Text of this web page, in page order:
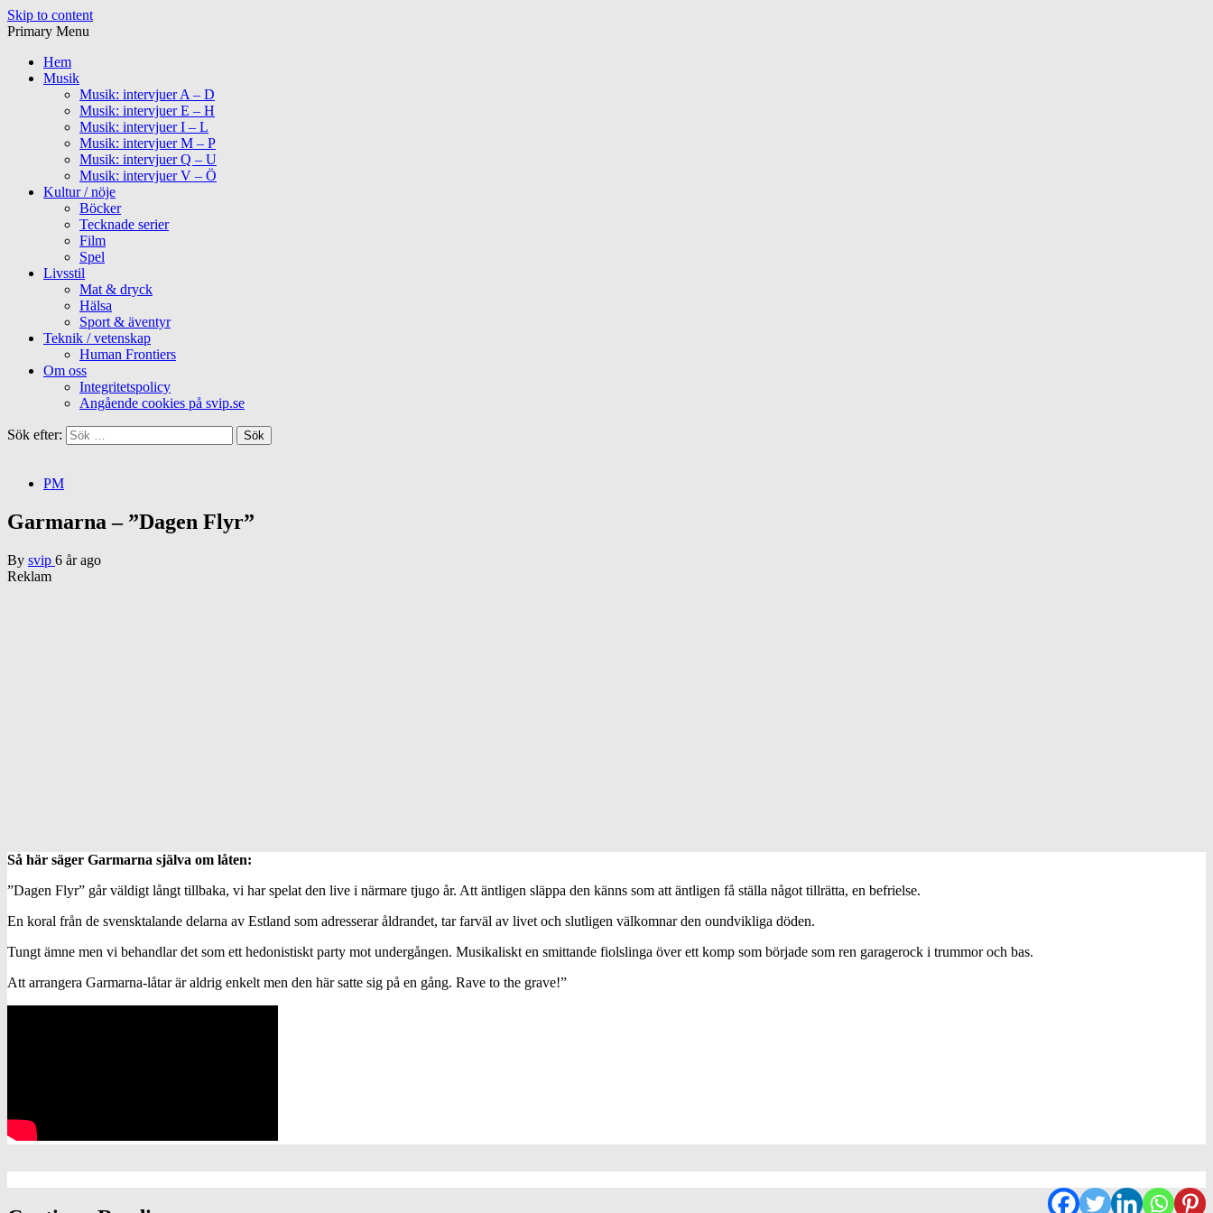
Skip to content
Primary Menu
Hem
Musik
Musik: intervjuer A – D
Musik: intervjuer E – H
Musik: intervjuer I – L
Musik: intervjuer M – P
Musik: intervjuer Q – U
Musik: intervjuer V – Ö
Kultur / nöje
Böcker
Tecknade serier
Film
Spel
Livsstil
Mat & dryck
Hälsa
Sport & äventyr
Teknik / vetenskap
Human Frontiers
Om oss
Integritetspolicy
Angående cookies på svip.se
Sök efter:
PM
Garmarna – ”Dagen Flyr”
By svip 6 år ago
Reklam
Så här säger Garmarna själva om låten:
”Dagen Flyr” går väldigt långt tillbaka, vi har spelat den live i närmare tjugo år. Att äntligen släppa den känns som att äntligen få ställa något tillrätta, en befrielse.
En koral från de svensktalande delarna av Estland som adresserar åldrandet, tar farväl av livet och slutligen välkomnar den oundvikliga döden.
Tungt ämne men vi behandlar det som ett hedonistiskt party mot undergången. Musikaliskt en smittande fiolslinga över ett komp som började som ren garagerock i trummor och bas.
Att arrangera Garmarna-låtar är aldrig enkelt men den här satte sig på en gång. Rave to the grave!”